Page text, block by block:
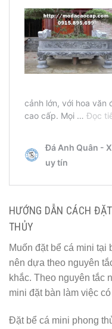
HƯỚNG DẪN CÁCH
THỦY
Muốn đặt bể cá mini tại
nên dựa theo nguyên
khắc. Theo nguyên tắc
mini đặt bàn làm việc
Đặt bể cá mini phong